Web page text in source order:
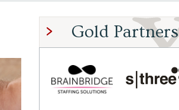
Gold Partners